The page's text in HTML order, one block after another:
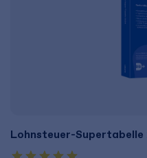
Lohnsteuer-Supertabelle